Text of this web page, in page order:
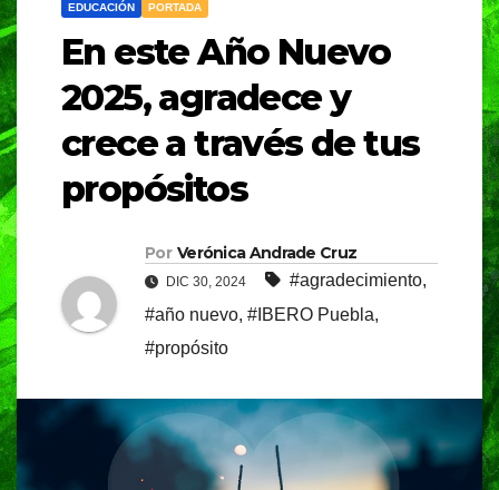
EDUCACIÓN PORTADA
En este Año Nuevo
2025, agradece y
crece a través de tus
propósitos
Por Verónica Andrade Cruz
DIC 30, 2024 #agradecimiento,
#año nuevo, #IBERO Puebla,
#propósito